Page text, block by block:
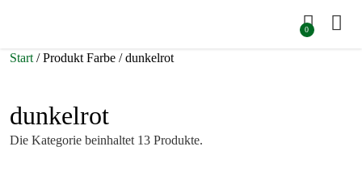
0
Start / Produkt Farbe / dunkelrot
dunkelrot
Die Kategorie beinhaltet 13 Produkte.